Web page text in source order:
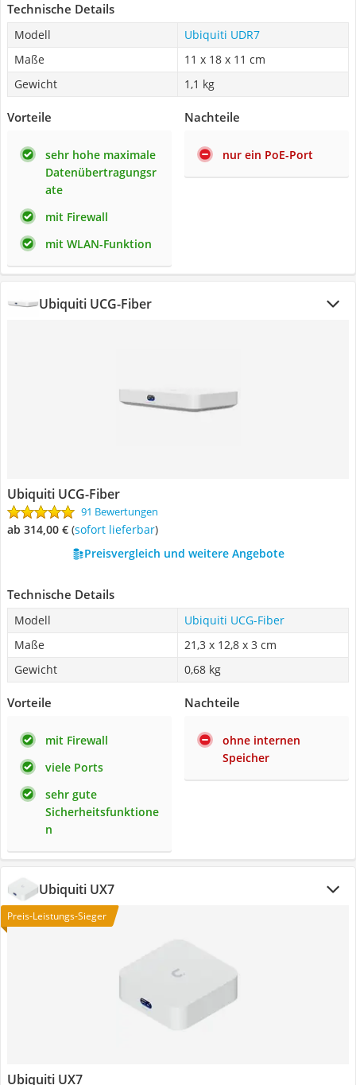
Technische Details
Modell
Ubiquiti UDR7
Maße
11 x 18 x 11 cm
Gewicht
1,1 kg
Vorteile
sehr hohe maximale
Datenübertragungsr
ate
mit Firewall
mit WLAN-Funktion
Nachteile
nur ein PoE-Port
Ubiquiti UCG-Fiber
Ubiquiti UCG-Fiber
91 Bewertungen
ab 314,00 € ( Sofort lieferbar)
Preisvergleich und weitere Angebote
Technische Details
Modell
Ubiquiti UCG-Fiber
Maße
21,3 x 12,8 x 3 cm
Gewicht
0,68 kg
Vorteile
mit Firewall
viele Ports
sehr gute
Sicherheitsfunktione
n
Nachteile
ohne internen
Speicher
Ubiquiti UX7
Preis-Leistungs-Sieger
Ubiquiti UX7